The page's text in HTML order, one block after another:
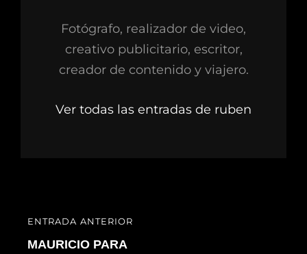
Fotógrafo, realizador de video,
creativo publicitario, escritor,
creador de contenido y viajero.
Ver todas las entradas de ruben
Navegación
de
ENTRADA
ANTERIOR
ENTRADA ANTERIOR
MAURICIO PARA